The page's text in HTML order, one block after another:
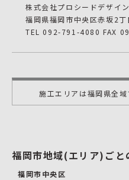
株式会社プロシードデザイ
福岡県福岡市中央区赤坂2
TEL 092-791-4080 FAX
施工エリアは福岡県全域
福岡市地域(エリア)ごと
福岡市中央区